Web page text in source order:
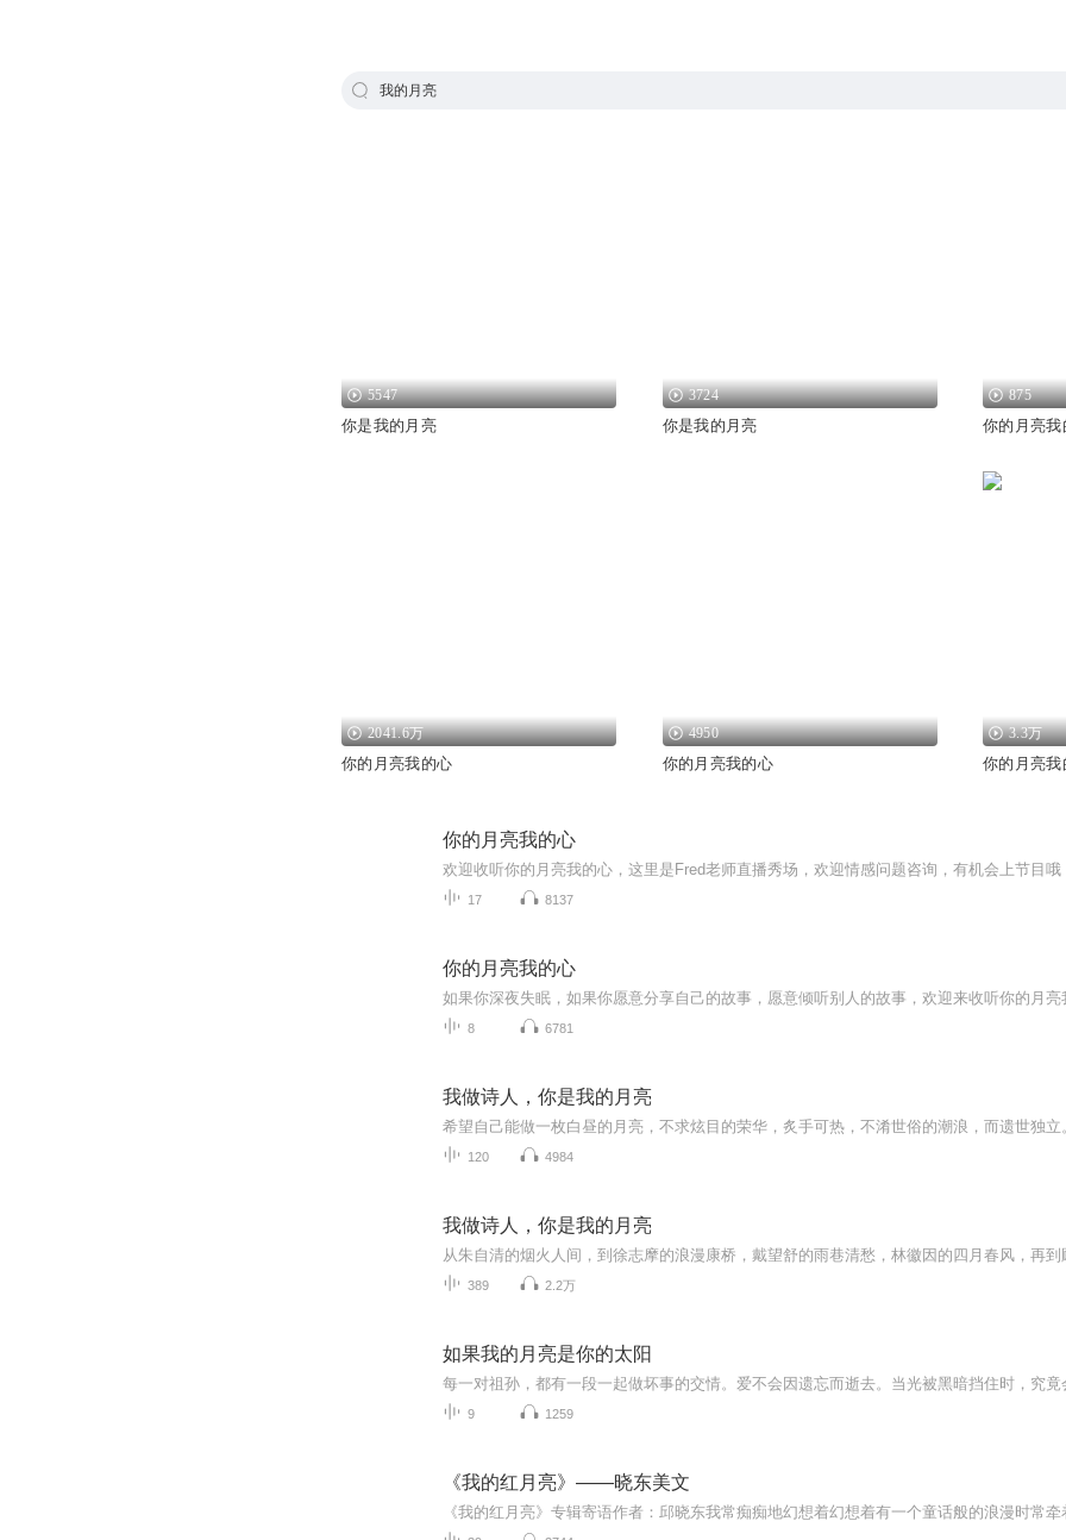
我的月亮
5547
你是我的月亮
3724
你是我的月亮
875
你的月亮我
2041.6万
你的月亮我的心
4950
你的月亮我的心
3.3万
你的月亮我
你的月亮我的心
欢迎收听你的月亮我的心，这里是Fred老师直播秀场，欢迎情感问题咨询，有机会上节目哦
17 8137
你的月亮我的心
8 6781
我做诗人，你是我的月亮
希望自己能做一枚白昼的月亮，不求炫目的荣华，炙手可热，不淆世俗的潮浪，而遗世独
120 4984
我做诗人，你是我的月亮
389 2.2万
如果我的月亮是你的太阳
每一对祖孙，都有一段一起做坏事的交情。爱不会因遗忘而逝去。当光被黑暗挡住时，究竟
9 1259
《我的红月亮》——晓东美文